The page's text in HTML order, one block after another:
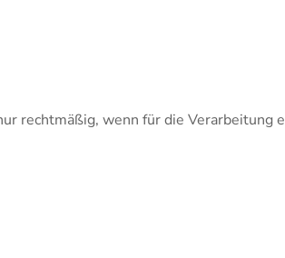
rechtmäßig, wenn für die